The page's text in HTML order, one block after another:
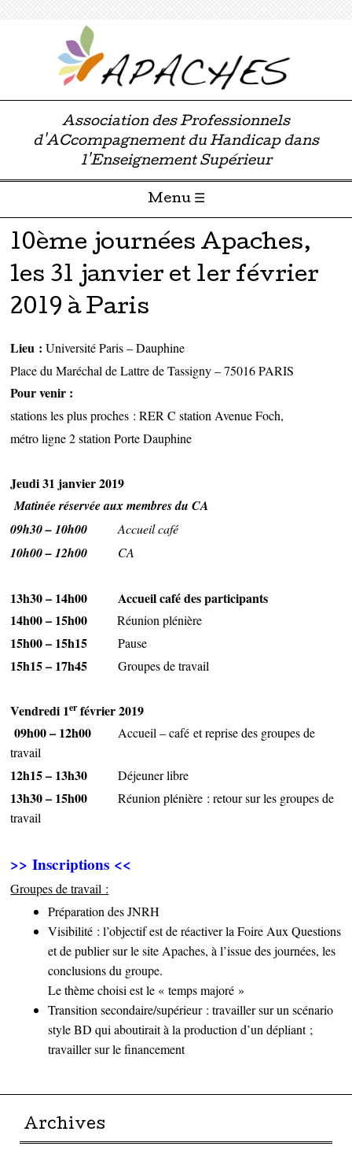
Association des Professionnels
d'ACcompagnement du Handicap dans
l'Enseignement Supérieur
Menu ☰
Passer directement au contenu
10ème journées Apaches,
les 31 janvier et 1er février
2019 à Paris
Lieu :Université Paris – Dauphine
Place du Maréchal de Lattre de Tassigny – 75016 PARIS
Pour venir :
stations les plus proches : RER C station Avenue Foch,
métro ligne 2 station Porte Dauphine
Jeudi 31 janvier 2019
Matinée réservée aux membres du CA
09h30 – 10h00 Accueil café
10h00 – 12h00 CA
13h30 – 14h00Accueil café des participants
14h00– 15h00 Réunion plénière
15h00– 15h15 Pause
15h15– 17h45 Groupes de travail
Vendredi 1er février 2019
09h00 – 12h00Accueil – café et reprise des groupes de
travail
12h15 – 13h30Déjeuner libre
13h30 – 15h00 Réunion plénière : retour sur les groupes de
travail
>> Inscriptions <<
Groupes de travail :
Préparation des JNRH
Visibilité : l’objectif est de réactiver la Foire Aux Questions
et de publier sur le site Apaches, à l’issue des journées, les
conclusions du groupe.
Le thème choisi est le « temps majoré »
Transition secondaire/supérieur : travailler sur un scénario
style BD qui aboutirait à la production d’un dépliant ;
travailler sur le financement
Archives